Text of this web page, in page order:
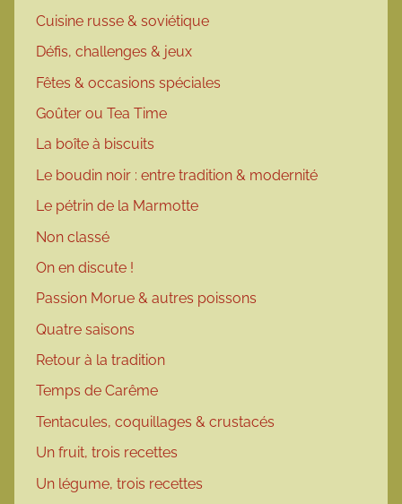
Cuisine russe & soviétique
Défis, challenges & jeux
Fêtes & occasions spéciales
Goûter ou Tea Time
La boîte à biscuits
Le boudin noir : entre tradition & modernité
Le pétrin de la Marmotte
Non classé
On en discute !
Passion Morue & autres poissons
Quatre saisons
Retour à la tradition
Temps de Carême
Tentacules, coquillages & crustacés
Un fruit, trois recettes
Un légume, trois recettes